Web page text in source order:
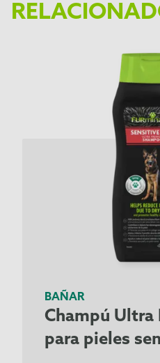
BAÑAR
Champú Ultra
para pieles